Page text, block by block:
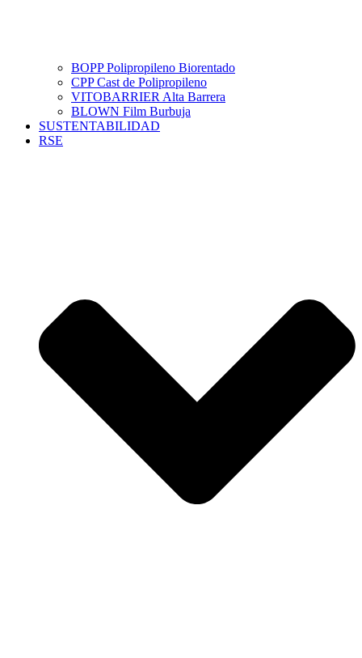
BOPP Polipropileno Biorentado
CPP Cast de Polipropileno
VITOBARRIER Alta Barrera
BLOWN Film Burbuja
SUSTENTABILIDAD
RSE